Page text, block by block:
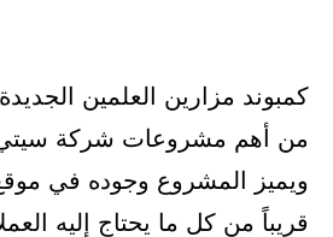
ويميز المشروع وجوده في
قريباً من كل ما يحتاج إليه